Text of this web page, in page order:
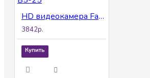
HD видеокамера Falcon Eye FE-MHD-B5-25
3842р.
Купить